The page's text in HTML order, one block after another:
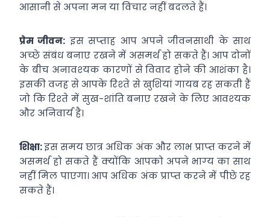
आसानी से अपना मन या विचार नहीं बदलते हैं।
प्रेम जीवन: इस सप्‍ताह आप अपने जीवनसाथी के साथ
अच्‍छे संबंध बनाए रखने में असमर्थ हो सकते हैं। आप दोनों
के बीच अनावश्‍यक कारणों से विवाद होने की आशंका है।
इसकी वजह से आपके रिश्‍ते से खुशियां गायब रह सकती हैं
जो कि रिश्‍ते में सुख-शांति बनाए रखने के लिए आवश्‍यक
और अनिवार्य है।
शिक्षा:इस समय छात्र अधिक अंक और लाभ प्राप्‍त करने में
असमर्थ हो सकते हैं क्‍योंकि आपको अपने भाग्‍य का साथ
नहीं मिल पाएगा। आप अधिक अंक प्राप्‍त करने में पीछे रह
सकते हैं।